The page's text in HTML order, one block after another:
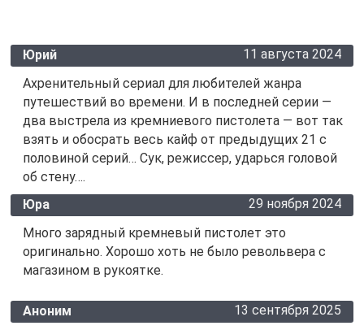
Юрий
11 августа 2024
Ахренительный сериал для любителей жанра
путешествий во времени. И в последней серии —
два выстрела из кремниевого пистолета — вот так
взять и обосрать весь кайф от предыдущих 21 с
половиной серий… Сук, режиссер, ударься головой
об стену….
Юра
29 ноября 2024
Много зарядный кремневый пистолет это
оригинально. Хорошо хоть не было револьвера с
магазином в рукоятке.
Аноним
13 сентября 2025